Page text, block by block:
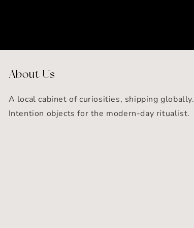
About Us
A local cabinet of curiosities, shipping globally.
Intention objects for the modern-day ritualist.